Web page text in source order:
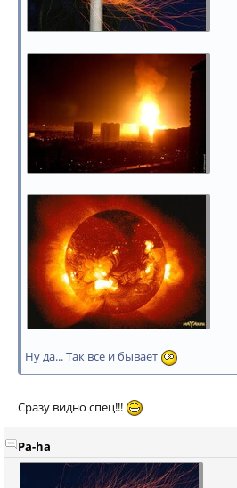
Ну да... Так все и бывает
Сразу видно спец!!!
Pa-ha